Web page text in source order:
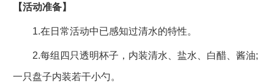
【活动准备】
1.在日常活动中已感知过清水的特性。
2.每组四只透明杯子，内装清水、盐水、白醋、酱油;
一只盘子内装若干小勺。